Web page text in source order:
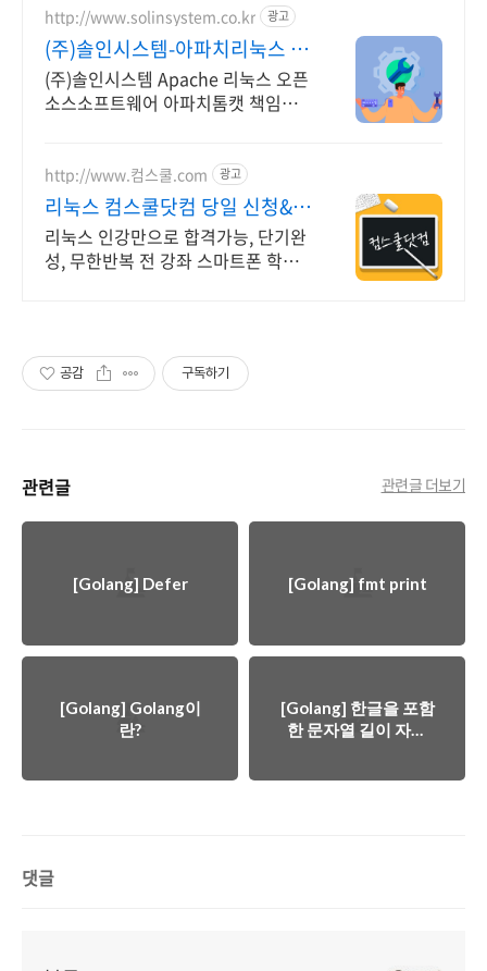
http://www.solinsystem.co.kr 광고
(주)솔인시스템-아파치리눅스 20
년이상 기술지원 노하우
(주)솔인시스템 Apache 리눅스 오픈
소스소프트웨어 아파치톰캣 책임기
http://www.컴스쿨.com 광고
리눅스 컴스쿨닷컴 당일 신청&결
제시 기프티콘!
리눅스 인강만으로 합격가능, 단기완
성, 무한반복 전 강좌 스마트폰 학습
공감 구독하기
관련글 관련글 더보기
[Golang] Defer [Golang] fmt print
[Golang] Golang이
란?
[Golang] 한글을 포함
한 문자열 길이 자르
댓글